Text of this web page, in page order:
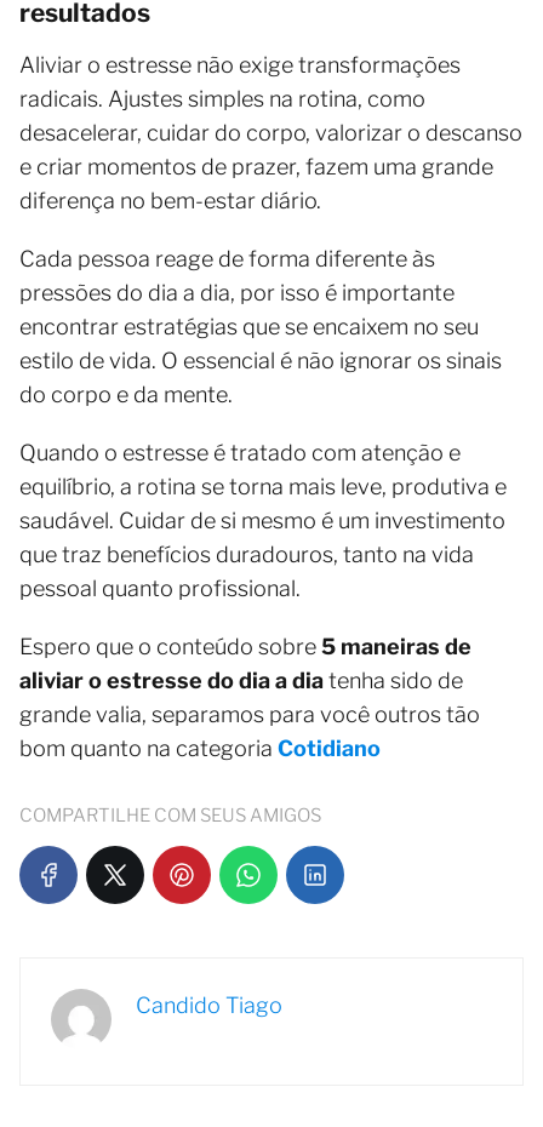
resultados
Aliviar o estresse não exige transformações
radicais. Ajustes simples na rotina, como
desacelerar, cuidar do corpo, valorizar o descanso
e criar momentos de prazer, fazem uma grande
diferença no bem-estar diário.
Cada pessoa reage de forma diferente às
pressões do dia a dia, por isso é importante
encontrar estratégias que se encaixem no seu
estilo de vida. O essencial é não ignorar os sinais
do corpo e da mente.
Quando o estresse é tratado com atenção e
equilíbrio, a rotina se torna mais leve, produtiva e
saudável. Cuidar de si mesmo é um investimento
que traz benefícios duradouros, tanto na vida
pessoal quanto profissional.
Espero que o conteúdo sobre5 maneiras de
aliviar o estresse do dia a diatenha sido de
grande valia, separamos para você outros tão
bom quanto na categoria Cotidiano
COMPARTILHE COM SEUS AMIGOS
Candido Tiago